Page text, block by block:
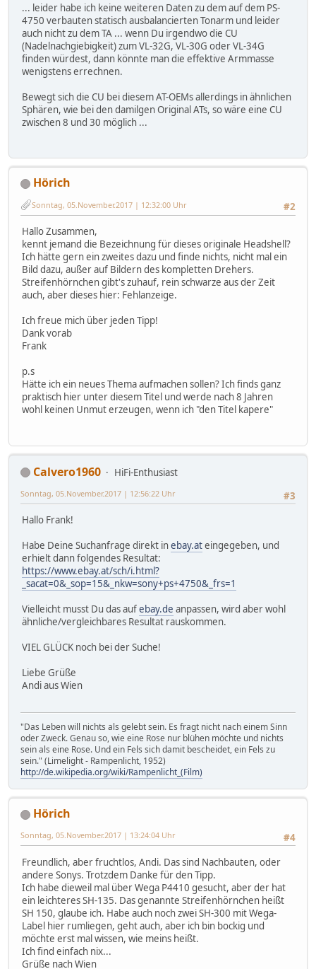
... leider habe ich keine weiteren Daten zu dem auf dem PS-
4750 verbauten statisch ausbalancierten Tonarm und leider
auch nicht zu dem TA ... wenn Du irgendwo die CU
(Nadelnachgiebigkeit) zum VL-32G, VL-30G oder VL-34G
finden würdest, dann könnte man die effektive Armmasse
wenigstens errechnen.
Bewegt sich die CU bei diesem AT-OEMs allerdings in ähnlichen
Sphären, wie bei den damilgen Original ATs, so wäre eine CU
zwischen 8 und 30 möglich ...
Hörich
#2
Sonntag, 05.November.2017 | 12:32:00 Uhr
Hallo Zusammen,
kennt jemand die Bezeichnung für dieses originale Headshell?
Ich hätte gern ein zweites dazu und finde nichts, nicht mal ein
Bild dazu, außer auf Bildern des kompletten Drehers.
Streifenhörnchen gibt's zuhauf, rein schwarze aus der Zeit
auch, aber dieses hier: Fehlanzeige.
Ich freue mich über jeden Tipp!
Dank vorab
Frank
p.s
Hätte ich ein neues Thema aufmachen sollen? Ich finds ganz
praktisch hier unter diesem Titel und werde nach 8 Jahren
wohl keinen Unmut erzeugen, wenn ich "den Titel kapere"
Calvero1960
HiFi-Enthusiast
#3
Sonntag, 05.November.2017 | 12:56:22 Uhr
Hallo Frank!
Habe Deine Suchanfrage direkt inebay.ateingegeben, und
erhielt dann folgendes Resultat:
https://www.ebay.at/sch/i.html?
_sacat=0&_sop=15&_nkw=sony+ps+4750&_frs=1
Vielleicht musst Du das aufebay.de anpassen, wird aber wohl
ähnliche/vergleichbares Resultat rauskommen.
VIEL GLÜCK noch bei der Suche!
Liebe Grüße
Andi aus Wien
"Das Leben will nichts als gelebt sein. Es fragt nicht nach einem Sinn
oder Zweck. Genau so, wie eine Rose nur blühen möchte und nichts
sein als eine Rose. Und ein Fels sich damit bescheidet, ein Fels zu
sein." (Limelight - Rampenlicht, 1952)
http://de.wikipedia.org/wiki/Rampenlicht_(Film)
Hörich
#4
Sonntag, 05.November.2017 | 13:24:04 Uhr
Freundlich, aber fruchtlos, Andi. Das sind Nachbauten, oder
andere Sonys. Trotzdem Danke für den Tipp.
Ich habe dieweil mal über Wega P4410 gesucht, aber der hat
ein leichteres SH-135. Das genannte Streifenhörnchen heißt
SH 150, glaube ich. Habe auch noch zwei SH-300 mit Wega-
Label hier rumliegen, geht auch, aber ich bin bockig und
möchte erst mal wissen, wie meins heißt.
Ich find einfach nix...
Grüße nach Wien